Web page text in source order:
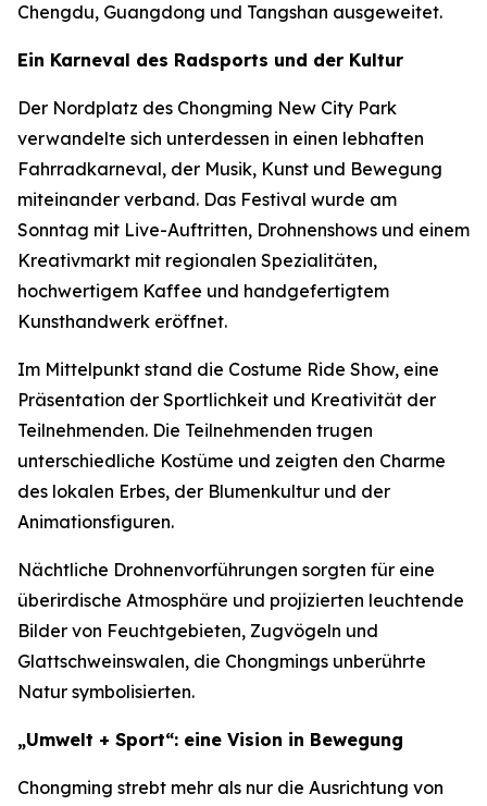
Chengdu, Guangdong und Tangshan ausgeweitet.
Ein Karneval des Radsports und der Kultur
Der Nordplatz des Chongming New City Park
verwandelte sich unterdessen in einen lebhaften
Fahrradkarneval, der Musik, Kunst und Bewegung
miteinander verband. Das Festival wurde am
Sonntag mit Live-Auftritten, Drohnenshows und einem
Kreativmarkt mit regionalen Spezialitäten,
hochwertigem Kaffee und handgefertigtem
Kunsthandwerk eröffnet.
Im Mittelpunkt stand die Costume Ride Show, eine
Präsentation der Sportlichkeit und Kreativität der
Teilnehmenden. Die Teilnehmenden trugen
unterschiedliche Kostüme und zeigten den Charme
des lokalen Erbes, der Blumenkultur und der
Animationsfiguren.
Nächtliche Drohnenvorführungen sorgten für eine
überirdische Atmosphäre und projizierten leuchtende
Bilder von Feuchtgebieten, Zugvögeln und
Glattschweinswalen, die Chongmings unberührte
Natur symbolisierten.
„Umwelt + Sport“: eine Vision in Bewegung
Chongming strebt mehr als nur die Ausrichtung von